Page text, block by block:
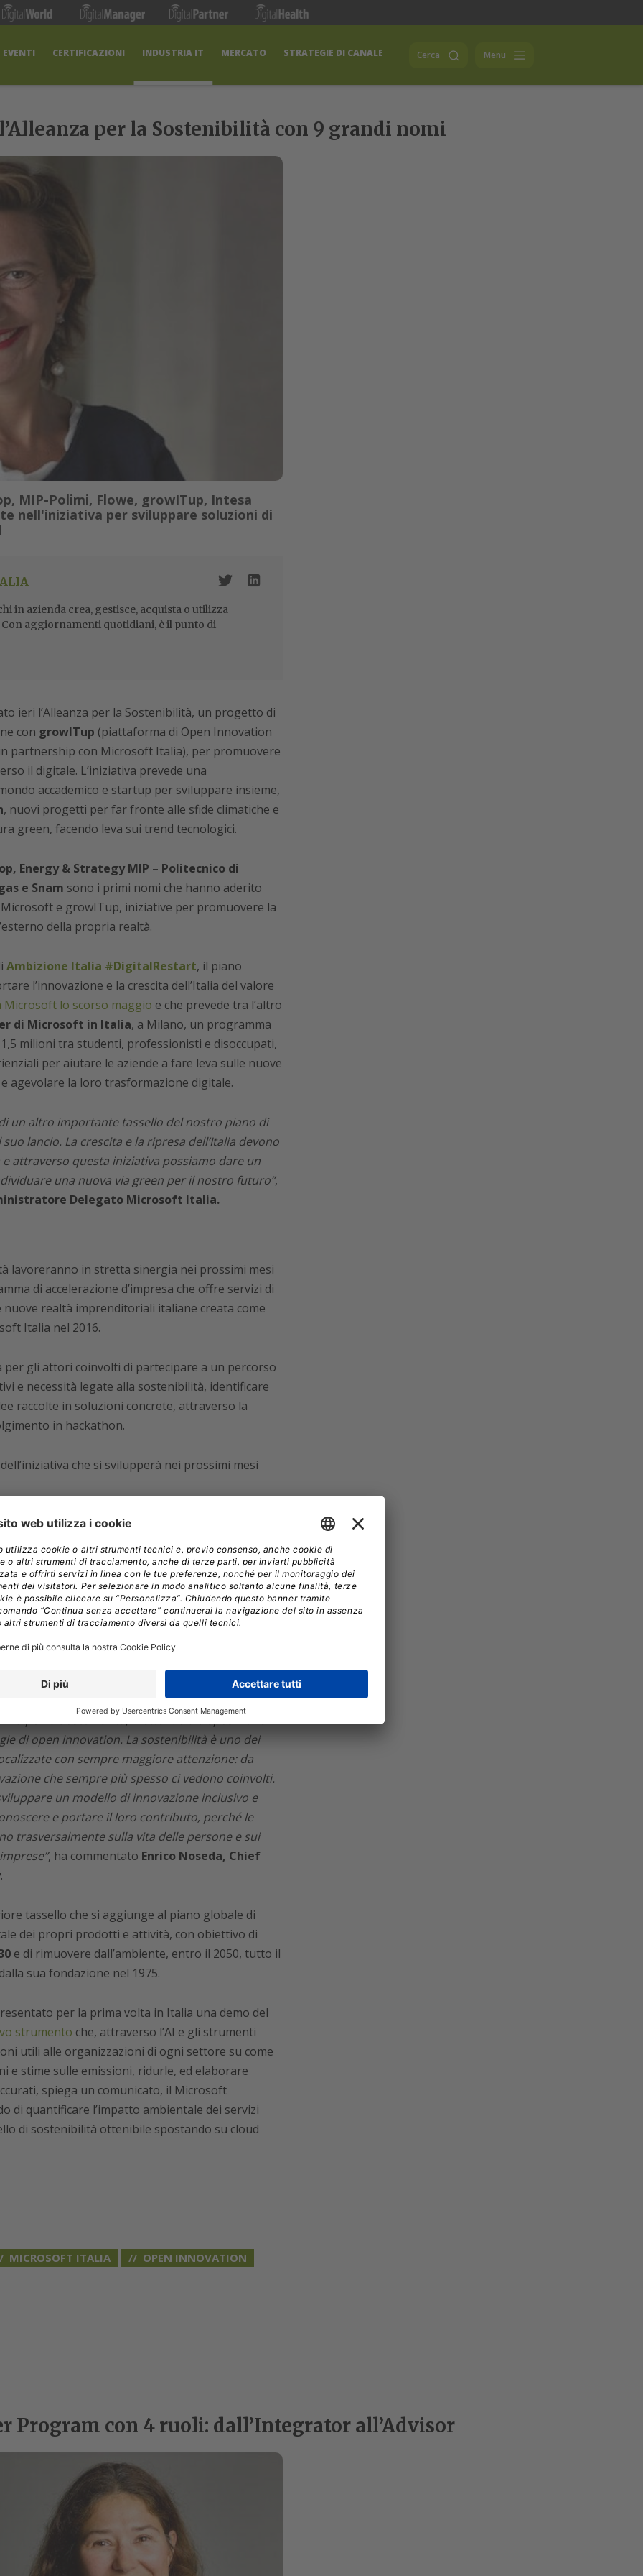
EVENTI CERTIFICAZIONI INDUSTRIA IT MERCATO STRATEGIE DI CANALE Cerca Menu
per la Sostenibilità con 9 grandi nomi
MIP-Polimi, Flowe, growITup, Intesa
nell'iniziativa per sviluppare soluzioni di
in azienda crea, gestisce, acquista o utilizza
aggiornamenti quotidiani, è il punto di
ieri l’Alleanza per la Sostenibilità, un progetto di
con growITup (piattaforma di Open Innovation
in partnership con Microsoft Italia), per promuovere
il digitale. L’iniziativa prevede una
accademico e startup per sviluppare insieme,
, nuovi progetti per far fronte alle sfide climatiche e
green, facendo leva sui trend tecnologici.
Energy & Strategy MIP – Politecnico di
e Snam sono i primi nomi che hanno aderito
Microsoft e growITup, iniziative per promuovere la
della propria realtà.
Ambizione Italia #DigitalRestart, il piano
l’innovazione e la crescita dell’Italia del valore
Microsoft lo scorso maggio e che prevede tra l’altro
di Microsoft in Italia, a Milano, un programma
milioni tra studenti, professionisti e disoccupati,
per aiutare le aziende a fare leva sulle nuove
agevolare la loro trasformazione digitale.
un altro importante tassello del nostro piano di
lancio. La crescita e la ripresa dell’Italia devono
attraverso questa iniziativa possiamo dare un
una nuova via green per il nostro futuro”,
Delegato Microsoft Italia.
lavoreranno in stretta sinergia nei prossimi mesi
di accelerazione d’impresa che offre servizi di
realtà imprenditoriali italiane creata come
Italia nel 2016.
gli attori coinvolti di partecipare a un percorso
e necessità legate alla sostenibilità, identificare
raccolte in soluzioni concrete, attraverso la
in hackathon.
che si svilupperà nei prossimi mesi
raccolta dei fabbisogni da parte delle
corrispondenti alle esigenze evidenziate nella
che coinvolgono aziende e startup per definire
concept, sviluppo delle idee avvio dei
per la Sostenibilità, mettendo a disposizione il
di open innovation. La sostenibilità è uno dei
con sempre maggiore attenzione: da
che sempre più spesso ci vedono coinvolti.
un modello di innovazione inclusivo e
e portare il loro contributo, perché le
trasversalmente sulla vita delle persone e sui
, ha commentato Enrico Noseda, Chief
.
tassello che si aggiunge al piano globale di
dei propri prodotti e attività, con obiettivo di
e di rimuovere dall’ambiente, entro il 2050, tutto il
sua fondazione nel 1975.
per la prima volta in Italia una demo del
strumento che, attraverso l’AI e gli strumenti
utili alle organizzazioni di ogni settore su come
e stime sulle emissioni, ridurle, ed elaborare
spiega un comunicato, il Microsoft
di quantificare l’impatto ambientale dei servizi
di sostenibilità ottenibile spostando su cloud
MICROSOFT ITALIA
OPEN INNOVATION
Program con 4 ruoli: dall’Integrator all’Advisor